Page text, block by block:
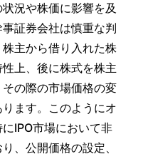
況や株価に影響を及
証券会社は慎重な判
主から借り入れた株
上、後に株式を株主
の際の市場価格の変
ます。このようにオ
IPO市場において非
、公開価格の設定、